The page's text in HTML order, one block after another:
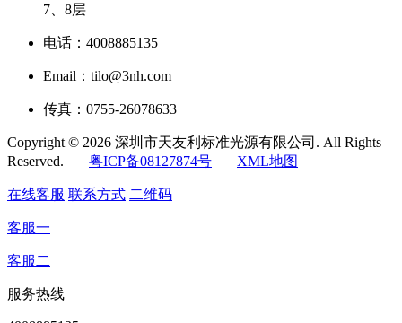
7、8层
电话：4008885135
Email：tilo@3nh.com
传真：0755-26078633
Copyright © 2026 深圳市天友利标准光源有限公司. All Rights
Reserved. 粤ICP备08127874号 XML地图
在线客服 联系方式 二维码
客服一
客服二
服务热线